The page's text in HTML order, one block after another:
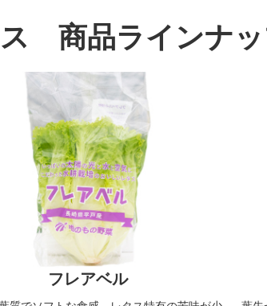
商品ラインナ
フレアベル